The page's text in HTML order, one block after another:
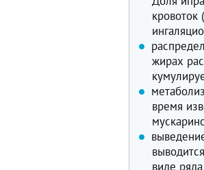
кровоток
жирах
время
виде